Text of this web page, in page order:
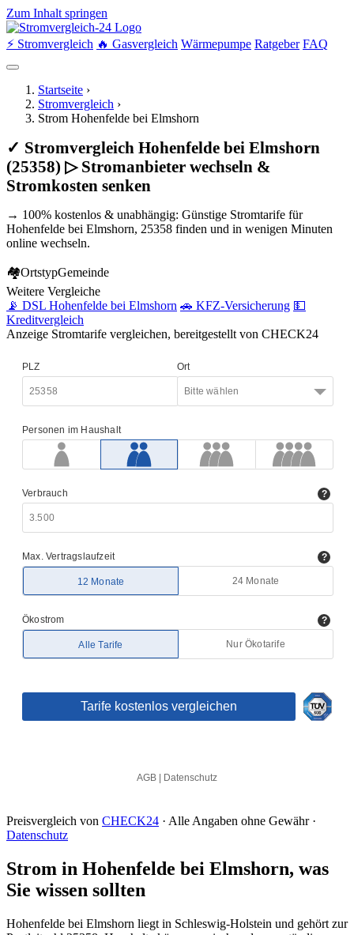
Zum Inhalt springen
⚡ Stromvergleich 🔥 Gasvergleich Wärmepumpe Ratgeber FAQ
Startseite ›
Stromvergleich ›
Strom Hohenfelde bei Elmshorn
✓ Stromvergleich Hohenfelde bei Elmshorn
(25358) ▷ Stromanbieter wechseln &
Stromkosten senken
→ 100% kostenlos & unabhängig: Günstige Stromtarife für
Hohenfelde bei Elmshorn, 25358 finden und in wenigen Minuten
online wechseln.
🏘OrtstypGemeinde
Weitere Vergleiche
📡 DSL Hohenfelde bei Elmshorn 🚗 KFZ-Versicherung 💵
Kreditvergleich
Anzeige Stromtarife vergleichen, bereitgestellt von CHECK24
Preisvergleich von CHECK24 · Alle Angaben ohne Gewähr ·
Datenschutz
Strom in Hohenfelde bei Elmshorn, was
Sie wissen sollten
Hohenfelde bei Elmshorn liegt in Schleswig-Holstein und gehört zur